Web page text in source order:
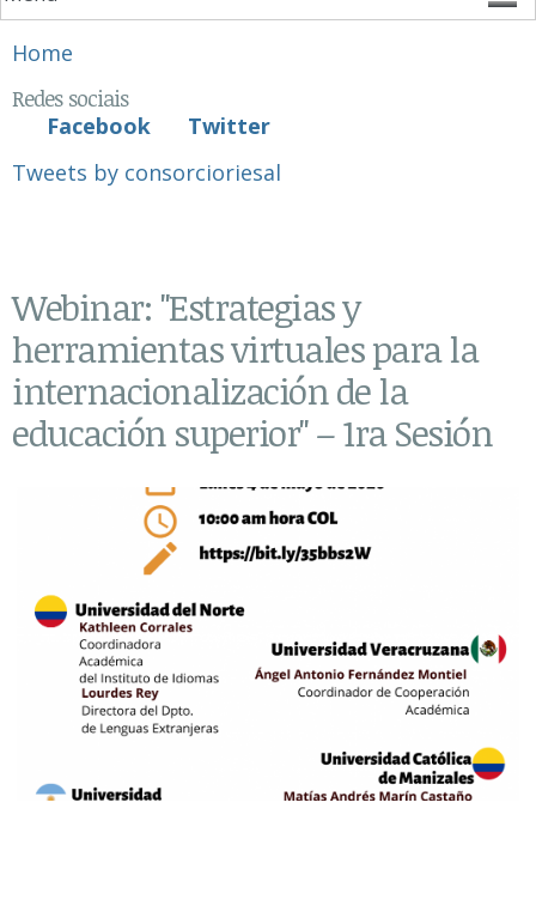
You are here
Home
Redes sociais
Facebook
Twitter
Tweets by consorcioriesal
Webinar: "Estrategias y
herramientas virtuales para la
internacionalización de la
educación superior" – 1ra Sesión